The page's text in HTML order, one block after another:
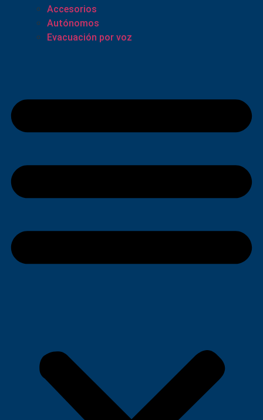
Accesorios
Autónomos
Evacuación por voz